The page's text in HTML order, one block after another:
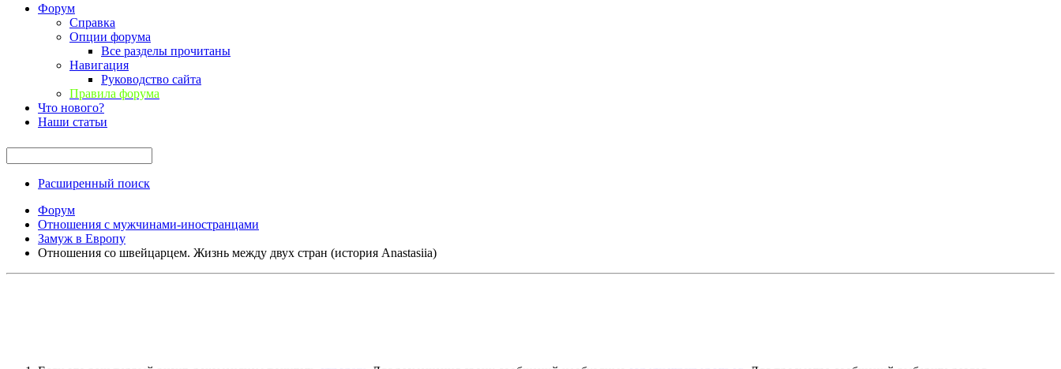
Форум
Справка
Опции форума
Все разделы прочитаны
Навигация
Руководство сайта
Правила форума
Что нового?
Наши статьи
Расширенный поиск
Форум
Отношения с мужчинами-иностранцами
Замуж в Европу
Отношения со швейцарцем. Жизнь между двух стран (история Anastasiia)